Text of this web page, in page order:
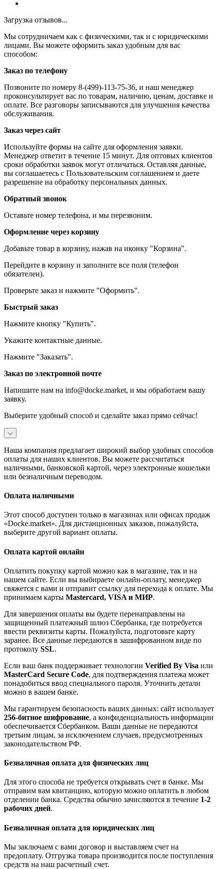
Загрузка отзывов...
Мы сотрудничаем как с физическими, так и с юридическими
лицами. Вы можете оформить заказ удобным для вас
способом:
Заказ по телефону
Позвоните по номеру 8-(499)-113-75-36, и наш менеджер
проконсультирует вас по товарам, наличию, ценам, доставке и
оплате. Все разговоры записываются для улучшения качества
обслуживания.
Заказ через сайт
Используйте формы на сайте для оформления заявки.
Менеджер ответит в течение 15 минут. Для оптовых клиентов
сроки обработки заявок могут отличаться. Оставляя данные,
вы соглашаетесь с Пользовательским соглашением и даете
разрешение на обработку персональных данных.
Обратный звонок
Оставьте номер телефона, и мы перезвоним.
Оформление через корзину
Добавьте товар в корзину, нажав на иконку "Корзина".
Перейдите в корзину и заполните все поля (телефон
обязателен).
Проверьте заказ и нажмите "Оформить".
Быстрый заказ
Нажмите кнопку "Купить".
Укажите контактные данные.
Нажмите "Заказать".
Заказ по электронной почте
Напишите нам на info@docke.market, и мы обработаем вашу
заявку.
Выберите удобный способ и сделайте заказ прямо сейчас!
Наша компания предлагает широкий выбор удобных способов
оплаты для наших клиентов. Вы можете рассчитаться
наличными, банковской картой, через электронные кошельки
или безналичным переводом.
Оплата наличными
Этот способ доступен только в магазинах или офисах продаж
«Docke.market». Для дистанционных заказов, пожалуйста,
выберите другой вариант оплаты.
Оплата картой онлайн
Оплатить покупку картой можно как в магазине, так и на
нашем сайте. Если вы выбираете онлайн-оплату, менеджер
свяжется с вами и отправит ссылку для перехода к оплате. Мы
принимаем карты Mastercard, VISA и МИР.
Для завершения оплаты вы будете перенаправлены на
защищенный платежный шлюз Сбербанка, где потребуется
ввести реквизиты карты. Пожалуйста, подготовьте карту
заранее. Все данные передаются в зашифрованном виде по
протоколу SSL.
Если ваш банк поддерживает технологии Verified By Visa или
MasterCard Secure Code, для подтверждения платежа может
понадобиться ввод специального пароля. Уточнить детали
можно в вашем банке.
Мы гарантируем безопасность ваших данных: сайт использует
256-битное шифрование, а конфиденциальность информации
обеспечивается Сбербанком. Ваши данные не передаются
третьим лицам, за исключением случаев, предусмотренных
законодательством РФ.
Безналичная оплата для физических лиц
Для этого способа не требуется открывать счет в банке. Мы
отправим вам квитанцию, которую можно оплатить в любом
отделении банка. Средства обычно зачисляются в течение 1-2
рабочих дней.
Безналичная оплата для юридических лиц
Мы заключаем с вами договор и выставляем счет на
предоплату. Отгрузка товара производится после поступления
средств на наш расчетный счет.